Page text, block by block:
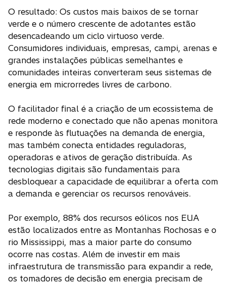
O resultado: Os custos mais baixos de se tornar
verde e o número crescente de adotantes estão
desencadeando um ciclo virtuoso verde.
Consumidores individuais, empresas, campi, arenas e
grandes instalações públicas semelhantes e
comunidades inteiras converteram seus sistemas de
energia em microrredes livres de carbono.
O facilitador final é a criação de um ecossistema de
rede moderno e conectado que não apenas monitora
e responde às flutuações na demanda de energia,
mas também conecta entidades reguladoras,
operadoras e ativos de geração distribuída. As
tecnologias digitais são fundamentais para
desbloquear a capacidade de equilibrar a oferta com
a demanda e gerenciar os recursos renováveis.
Por exemplo, 88% dos recursos eólicos nos EUA
estão localizados entre as Montanhas Rochosas e o
rio Mississippi, mas a maior parte do consumo
ocorre nas costas. Além de investir em mais
infraestrutura de transmissão para expandir a rede,
os tomadores de decisão em energia precisam de